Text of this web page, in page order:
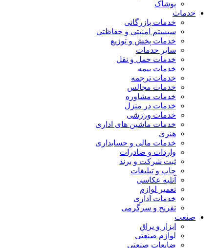
پوشاک
خدمات
خدمات بازرگانی
سیستم امنیتی و حفاظتی
خدمات پخش و توزیع
سایر خدمات
خدمات حمل و نقل
خدمات بیمه
خدمات ترجمه
خدمات مجالس
خدمات مشاوره
خدمات در منزل
خدمات ورزشی
خدمات ماشین های اداری
هنری
خدمات مالی و حسابداری
واردات و صادرات
ثبت شرکت و برند
چاپ و تبلیغات
آتلیه عکاسی
تعمیر لوازم
خدمات اداری
تفریح و سرگرمی
صنعت
ابزار و یراق
لوازم صنعتی
ضایعات صنعتی